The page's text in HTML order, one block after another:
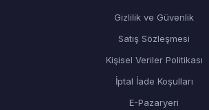
Gizlilik ve Güvenlik
Satış Sözleşmesi
Kişisel Veriler Politikası
İptal İade Koşulları
E-Pazaryeri